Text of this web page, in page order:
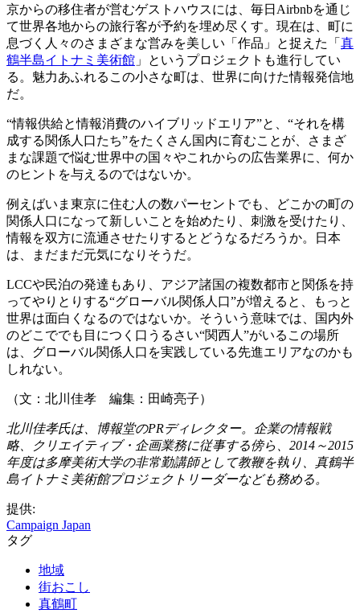
京からの移住者が営むゲストハウスには、毎日Airbnbを通じ
て世界各地からの旅行客が予約を埋め尽くす。現在は、町に
息づく人々のさまざまな営みを美しい「作品」と捉えた「 真
鶴半島イトナミ美術館 」というプロジェクトも進行してい
る。魅力あふれるこの小さな町は、世界に向けた情報発信地
だ。
“情報供給と情報消費のハイブリッドエリア”と、“それを構
成する関係人口たち”をたくさん国内に育むことが、さまざ
まな課題で悩む世界中の国々やこれからの広告業界に、何か
のヒントを与えるのではないか。
例えばいま東京に住む人の数パーセントでも、どこかの町の
関係人口になって新しいことを始めたり、刺激を受けたり、
情報を双方に流通させたりするとどうなるだろうか。日本
は、まだまだ元気になりそうだ。
LCCや民泊の発達もあり、アジア諸国の複数都市と関係を持
ってやりとりする“グローバル関係人口”が増えると、もっと
世界は面白くなるのではないか。そういう意味では、国内外
のどこででも目につく口うるさい“関西人”がいるこの場所
は、グローバル関係人口を実践している先進エリアなのかも
しれない。
（文：北川佳孝 編集：田崎亮子）
北川佳孝氏は、博報堂のPRディレクター。企業の情報戦
略、クリエイティブ・企画業務に従事する傍ら、2014～2015
年度は多摩美術大学の非常勤講師として教鞭を執り、真鶴半
島イトナミ美術館プロジェクトリーダーなども務める。
提供:
Campaign Japan
タグ
地域
街おこし
真鶴町